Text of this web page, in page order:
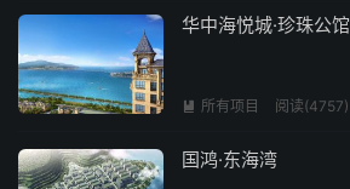
华中海悦城·珍珠公馆
 所有项目 阅读(4757)
国鸿·东海湾